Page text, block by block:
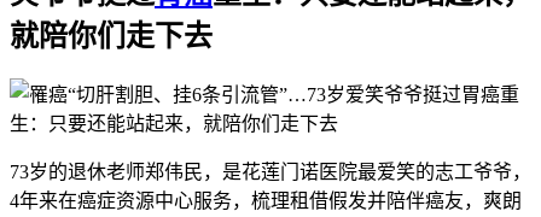
就陪你们走下去
73岁的退休老师郑伟民，是花莲门诺医院最爱笑的志工爷爷，
4年来在癌症资源中心服务，梳理租借假发并陪伴癌友，爽朗